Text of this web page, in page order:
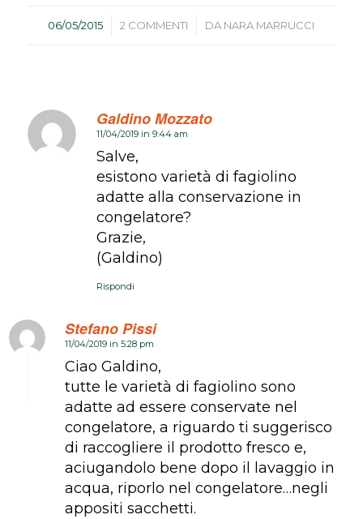
06/05/2015
/ 2 COMMENTI
/ DA NARA MARRUCCI
Galdino Mozzato
dice:
11/04/2019 in 9:44 am
Salve,
esistono varietà di fagiolino
adatte alla conservazione in
congelatore?
Grazie,
(Galdino)
Rispondi
Stefano Pissi
dice:
11/04/2019 in 5:28 pm
Ciao Galdino,
tutte le varietà di fagiolino sono
adatte ad essere conservate nel
congelatore, a riguardo ti suggerisco
di raccogliere il prodotto fresco e,
aciugandolo bene dopo il lavaggio in
acqua, riporlo nel congelatore…negli
appositi sacchetti.